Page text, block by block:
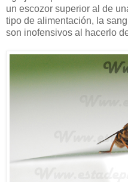
un escozor superior al de
tipo de alimentación, la
son inofensivos al hacerlo